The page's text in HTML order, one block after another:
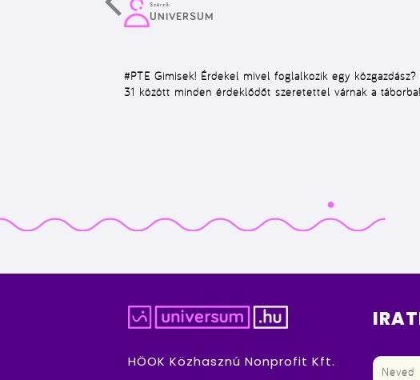
Szerző:
UNIVERSUM
#PTE Gimisek! Érdekel mivel foglalkozik egy
31 között minden érdeklődőt szeretettel várnak a táborba!
HÖOK Közhasznú Nonprofit Kft.